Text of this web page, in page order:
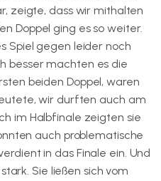
zeigte, dass wir mithalten
Doppel ging es so weiter.
Spiel gegen leider noch
besser machten es die
beiden Doppel, waren
wir durften auch am
im Halbfinale zeigten sie
auch problematische
in das Finale ein. Und
Sie ließen sich vom